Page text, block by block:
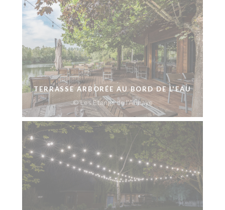
TERRASSE ARBORÉE AU BORD DE L'EAU
© Les Etangs de l'Abbaye